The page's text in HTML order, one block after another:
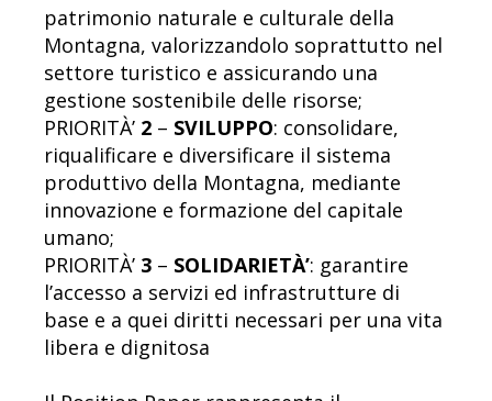
patrimonio naturale e culturale della
Montagna, valorizzandolo soprattutto nel
settore turistico e assicurando una
gestione sostenibile delle risorse;
PRIORITÀ’ 2 – SVILUPPO: consolidare,
riqualificare e diversificare il sistema
produttivo della Montagna, mediante
innovazione e formazione del capitale
umano;
PRIORITÀ’ 3 – SOLIDARIETÀ’: garantire
l’accesso a servizi ed infrastrutture di
base e a quei diritti necessari per una vita
libera e dignitosa